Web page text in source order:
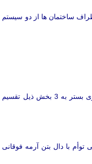
ساختمان ها از دو سیستم
ساختمان ها به لحاظ قرارگیری شالوده بر روی بستر به 3 بخش ذیل تقسیم
با دال بتن آرمه فوقانی